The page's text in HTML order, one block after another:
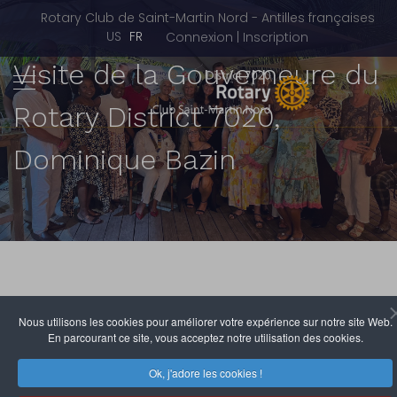
Nous utilisons les cookies pour améliorer votre expérience sur notre site Web.
En parcourant ce site, vous acceptez notre utilisation des cookies.
Ok, j'adore les cookies !
Rotary Club de Saint-Martin Nord - Antilles françaises
Sélectionnez votre langue
US FR Connexion | Inscription
Visite de la Gouverneure du
Rotary District 7020,
Dominique Bazin
Du 24 septembre au 5 octobre 2024, le Rotary Club
Saint-Martin Nord (RCSMN) a eu le privilège d'accueillir
en qualité de club hôte la District Gouverneure
Dominique Bazin.